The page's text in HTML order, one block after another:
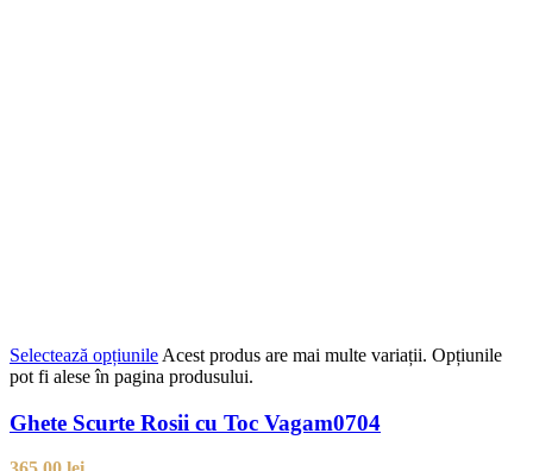
Selectează opțiunile Acest produs are mai multe variații. Opțiunile
pot fi alese în pagina produsului.
Ghete Scurte Rosii cu Toc Vagam0704